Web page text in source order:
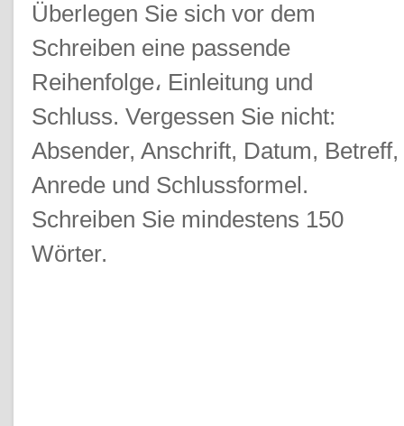
Überlegen Sie sich vor dem
Schreiben eine passende
Reihenfolge، Einleitung und
Schluss. Vergessen Sie nicht:
Absender, Anschrift, Datum, Betreff,
Anrede und Schlussformel.
Schreiben Sie mindestens 150
Wörter.